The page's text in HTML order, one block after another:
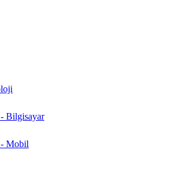
- Bilgisayar
- Mobil